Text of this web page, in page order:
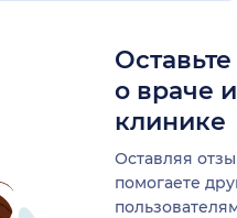
о враче
клинике
Оставляя
помогаете